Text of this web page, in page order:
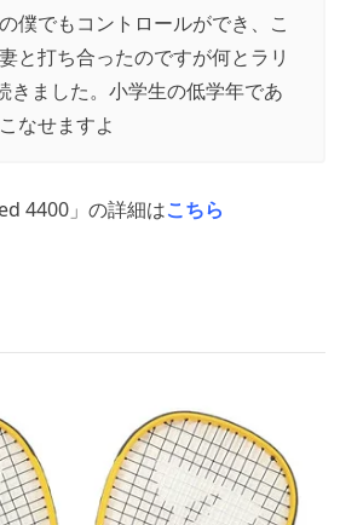
僕でもコントロールができ、こ
と打ち合ったのですが何とラリ
きました。小学生の低学年であ
なせますよ
4400」の詳細はこちら